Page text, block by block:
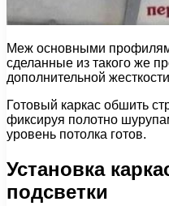
Меж основными
сделанные из такого же
дополнительной
Готовый каркас обшить
фиксируя полотно
уровень потолка готов.
Установка
подсветки